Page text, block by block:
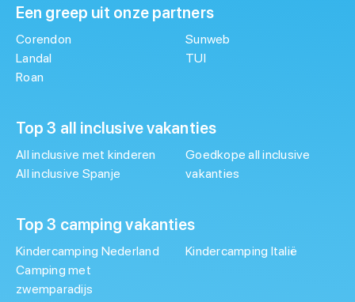
Een greep uit onze partners
Corendon
Landal
Roan
Sunweb
TUI
Top 3 all inclusive vakanties
All inclusive met kinderen
All inclusive Spanje
Goedkope all inclusive
vakanties
Top 3 camping vakanties
Kindercamping Nederland
Camping met
zwemparadijs
Kindercamping Italië